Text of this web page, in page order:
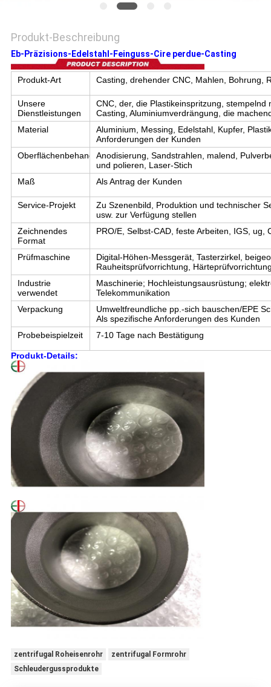
Produkt-Beschreibung
Eb-Präzisions-Edelstahl-Feinguss-Cire perdue-Casting
Produkt-Art Casting, drehender CNC, Mahlen, Bohrung,
Unsere
Dienstleistungen
CNC, der, die Plastikeinspritzung,
Casting, Aluminiumverdrängung, die
Material
Aluminium, Messing, Edelstahl, Kupfer,
Anforderungen der Kunden
OberflächenbehandlungAnodisierung, Sandstrahlen, malend,
und polieren, Laser-Stich
Maß
Als Antrag der Kunden
Service-Projekt
Zu Szenenbild, Produktion und technischer
usw. zur Verfügung stellen
Zeichnendes
Format
PRO/E, Selbst-CAD, feste Arbeiten, IGS, ug,
Prüfmaschine
Digital-Höhen-Messgerät, Tasterzirkel,
Rauheitsprüfvorrichtung,
Industrie
verwendet
Maschinerie; Hochleistungsausrüstung;
Telekommunikation
Verpackung
Umweltfreundliche pp.-sich bauschen/EPE
Als spezifische Anforderungen des Kunden
Probebeispielzeit
7-10 Tage nach Bestätigung
Produkt-Details:
zentrifugal Roheisenrohr
zentrifugal Formrohr
Schleudergussprodukte